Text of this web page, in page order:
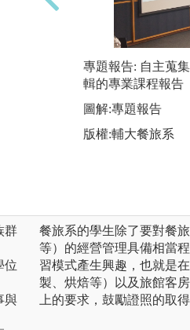
「餐旅品牌鑑賞與經營」
米其林等級品味觀點養成
題餐飲或品牌活動，從企
現場營運，過程中就像經
品牌」。
專題報告: 自主蒐
輯的專業課程報告
圖解:專題報告
版權:輔大餐旅系
群
位
與
餐旅系的學生除了要對餐
等）的經營管理具備相當
習模式產生興趣，也就是
製、烘焙等）以及旅館客
上的要求，鼓勵證照的取